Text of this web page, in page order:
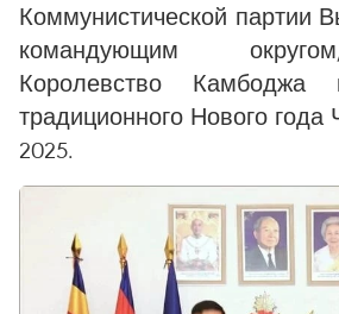
Коммунистической партии
командующим
Королевство Камбоджа
традиционного Нового
2025.